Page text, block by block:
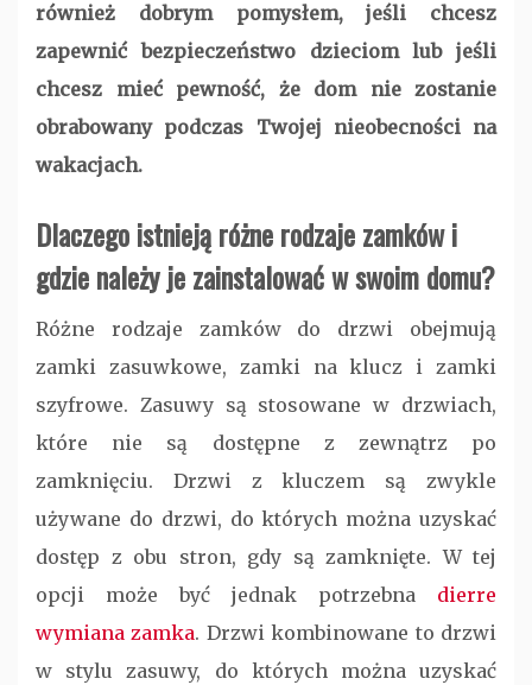
również dobrym pomysłem, jeśli chcesz
zapewnić bezpieczeństwo dzieciom lub jeśli
chcesz mieć pewność, że dom nie zostanie
obrabowany podczas Twojej nieobecności na
wakacjach.
Dlaczego istnieją różne rodzaje zamków i
gdzie należy je zainstalować w swoim domu?
Różne rodzaje zamków do drzwi obejmują
zamki zasuwkowe, zamki na klucz i zamki
szyfrowe. Zasuwy są stosowane w drzwiach,
które nie są dostępne z zewnątrz po
zamknięciu. Drzwi z kluczem są zwykle
używane do drzwi, do których można uzyskać
dostęp z obu stron, gdy są zamknięte. W tej
opcji może być jednak potrzebna dierre
wymiana zamka. Drzwi kombinowane to drzwi
w stylu zasuwy, do których można uzyskać